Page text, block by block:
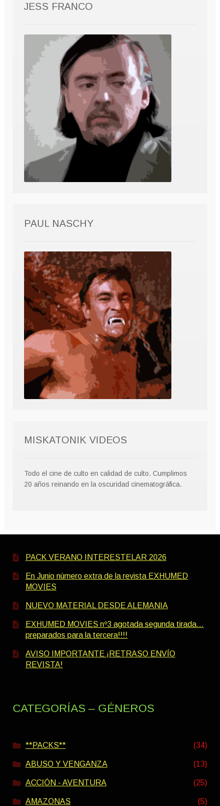
JESS FRANCO
PAUL NASCHY
MISKATONIK VIDEOS
Todo el cine de culto en calidad de culto. Cumplimos
20 años reinando en la oscuridad cinematográfica.
PACK VERANO INTERESTELAR 2026
En Junio número extra de la revista EXHUMED
MOVIES
NUEVO MATERIAL DESDE ALEMANIA
EXHUMED MOVIES nº3 agotada segunda tirada…
preparados para la tercera!!!!
AVISO IMPORTANTE ¡RETRASO ENVÍO
REVISTA!
CATEGORÍAS – GÉNEROS
**PACKS** (34)
ABUSO Y VENGANZA (13)
ACCIÓN - AVENTURA (25)
AMAZONAS (5)